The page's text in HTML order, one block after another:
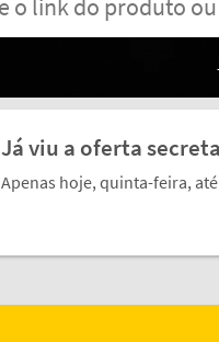
Já viu a oferta
Apenas hoje, quinta-feira,